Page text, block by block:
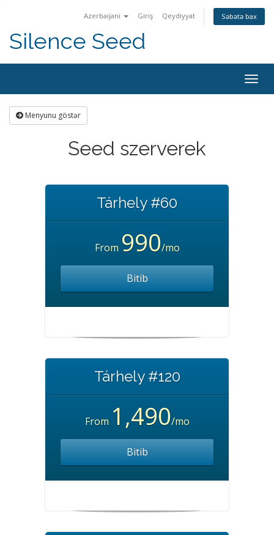
Azerbaijani Giriş Qeydiyyat Səbətə bax
Silence Seed
keçid
Menyunu göstər
Seed szerverek
Tárhely #60
From 990/mo
Bitib
Tárhely #120
From 1,490/mo
Bitib